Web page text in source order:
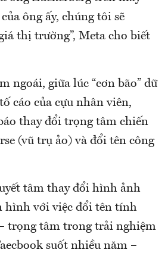
ông ấy, chúng tôi sẽ
thị trường”, Meta cho biết
ngoái, giữa lúc “cơn bão” dữ
cáo của cựu nhân viên,
thay đổi trọng tâm chiến
(vũ trụ ảo) và đổi tên công
tâm thay đổi hình ảnh
hình với việc đổi tên tính
trọng tâm trong trải nghiệm
suốt nhiều năm –